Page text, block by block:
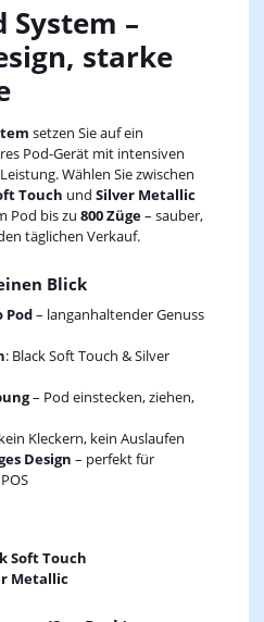
System –
starke
setzen Sie auf ein
Pod-Gerät mit intensiven
Wählen Sie zwischen
Touch und Silver Metallic
Pod bis zu 800 Züge– sauber,
täglichen Verkauf.
Blick
Pod– langanhaltender Genuss
: Black Soft Touch & Silver
– Pod einstecken, ziehen,
Kleckern, kein Auslaufen
Design – perfekt für
Soft Touch
Metallic